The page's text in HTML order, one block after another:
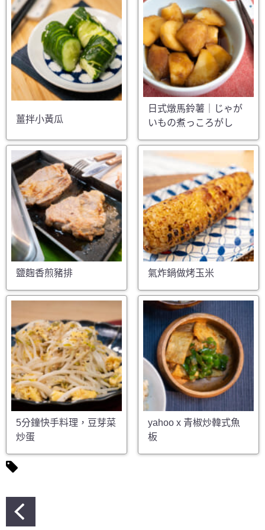
薑拌小黃瓜
日式燉馬鈴薯｜じゃが
いもの煮っころがし
鹽麴香煎豬排 氣炸鍋做烤玉米
5分鐘快手料理，豆芽菜
炒蛋
yahoo x 青椒炒韓式魚
板
文